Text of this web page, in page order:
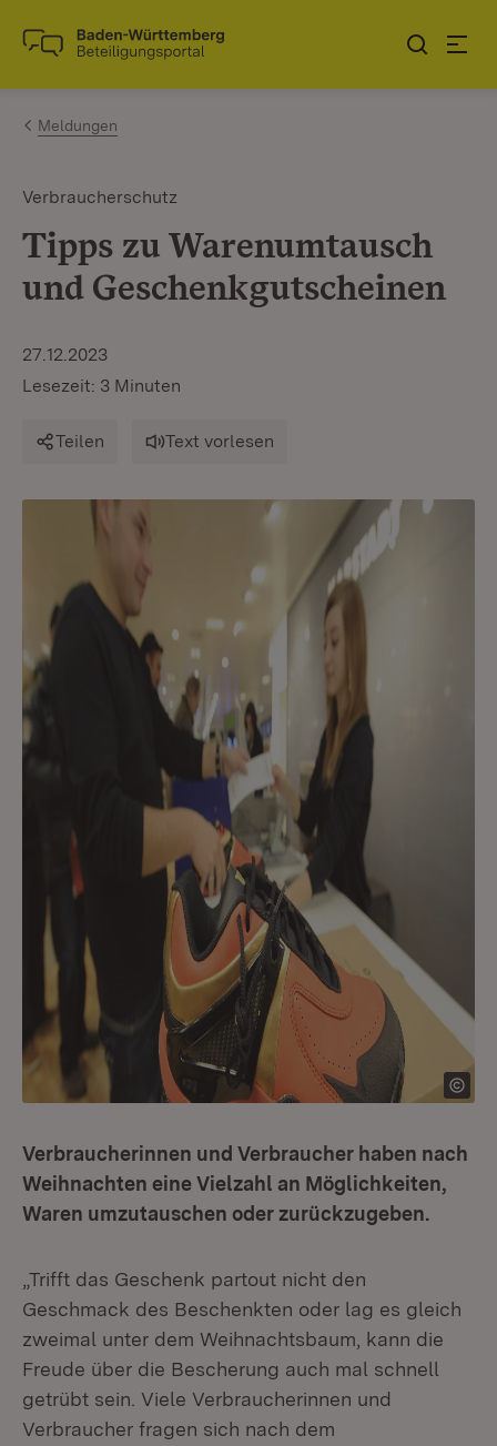
Zum Inhalt springen
Link zur Startseite
Meldungen
Verbraucherschutz
Tipps zu Warenumtausch
und Geschenkgutscheinen
27.12.2023
Lesezeit: 3 Minuten
Teilen Text vorlesen
Verbraucherinnen und Verbraucher haben nach
Weihnachten eine Vielzahl an Möglichkeiten,
Waren umzutauschen oder zurückzugeben.
„Trifft das Geschenk partout nicht den
Geschmack des Beschenkten oder lag es gleich
zweimal unter dem Weihnachtsbaum, kann die
Freude über die Bescherung auch mal schnell
getrübt sein. Viele Verbraucherinnen und
Verbraucher fragen sich nach dem